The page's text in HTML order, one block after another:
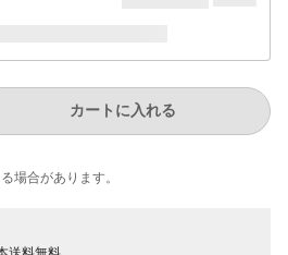
カートに入れる
場合が​あります。